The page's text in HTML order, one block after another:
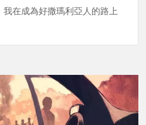
在成為好撒瑪利亞人的路上